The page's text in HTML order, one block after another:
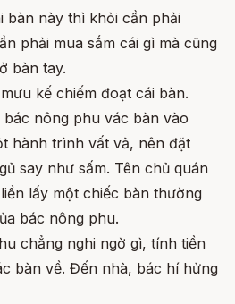
bàn này thì khỏi cần phải
phải mua sắm cái gì mà cũng
bàn tay.
kế chiếm đoạt cái bàn.
nông phu vác bàn vào
hành trình vất vả, nên đặt
say như sấm. Tên chủ quán
lấy một chiếc bàn thường
bác nông phu.
chẳng nghi ngờ gì, tính tiền
bàn về. Đến nhà, bác hí hửng